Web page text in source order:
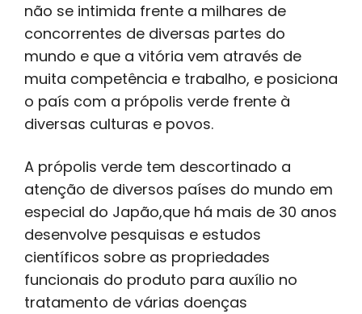
não se intimida frente a milhares de
concorrentes de diversas partes do
mundo e que a vitória vem através de
muita competência e trabalho, e posiciona
o país com a própolis verde frente à
diversas culturas e povos.
A própolis verde tem descortinado a
atenção de diversos países do mundo em
especial do Japão,que há mais de 30 anos
desenvolve pesquisas e estudos
científicos sobre as propriedades
funcionais do produto para auxílio no
tratamento de várias doenças